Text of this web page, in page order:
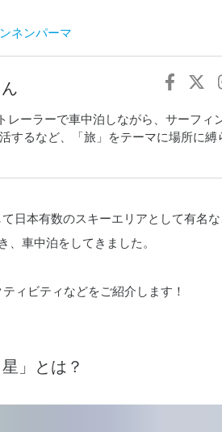
ネンパーマ
ーラーで車中泊しながら、サーフィ
するなど、「旅」をテーマに場所に縛
日本有数のスキーエリアとして有名な
、車中泊をしてきました。
ィビティなどをご紹介します！
」とは？